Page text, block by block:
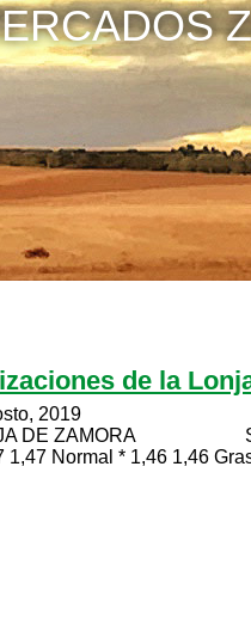
de la
2019
DE ZAMORA
1,47 Normal * 1,46 1,46